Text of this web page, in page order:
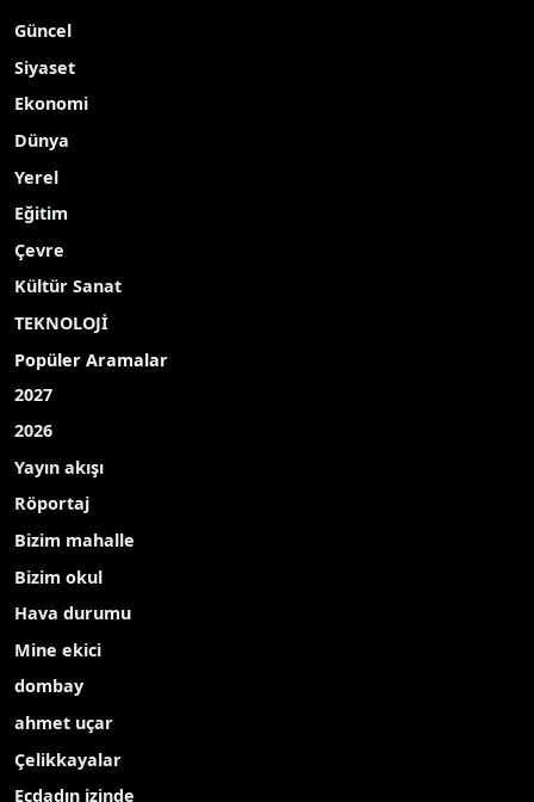
Güncel
Siyaset
Ekonomi
Dünya
Yerel
Eğitim
Çevre
Kültür Sanat
TEKNOLOJİ
Popüler Aramalar
2027
2026
Yayın akışı
Röportaj
Bizim mahalle
Bizim okul
Hava durumu
Mine ekici
dombay
ahmet uçar
Çelikkayalar
Ecdadın izinde